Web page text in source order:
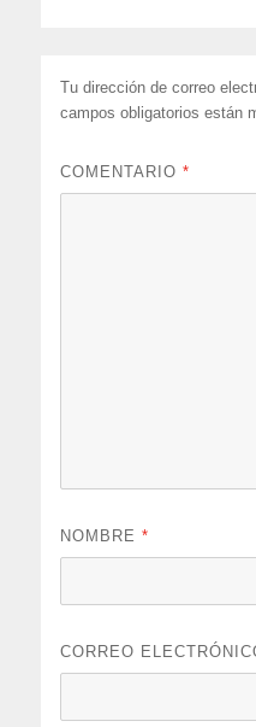
Tu dirección de correo
campos obligatorios están
COMENTARIO*
NOMBRE*
CORREO